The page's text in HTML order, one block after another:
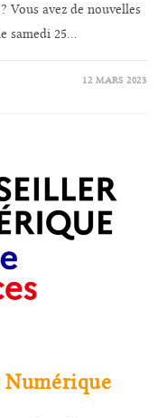
Vous avez de nouvelles
samedi 25…
12 MARS 2023
Numérique